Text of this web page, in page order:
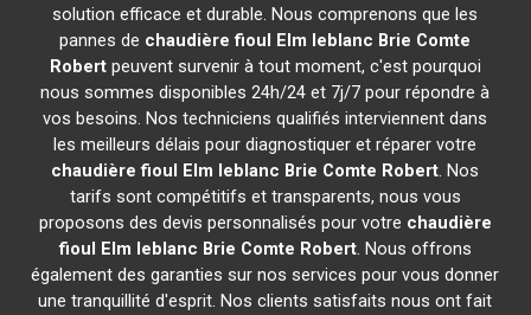
solution efficace et durable. Nous comprenons que les
pannes de chaudière fioul Elm leblanc Brie Comte
Robertpeuvent survenir à tout moment, c'est pourquoi
nous sommes disponibles 24h/24 et 7j/7 pour répondre à
vos besoins. Nos techniciens qualifiés interviennent dans
les meilleurs délais pour diagnostiquer et réparer votre
chaudière fioul Elm leblanc Brie Comte Robert. Nos
tarifs sont compétitifs et transparents, nous vous
proposons des devis personnalisés pour votre chaudière
fioul Elm leblanc Brie Comte Robert. Nous offrons
également des garanties sur nos services pour vous donner
une tranquillité d'esprit. Nos clients satisfaits nous ont fait